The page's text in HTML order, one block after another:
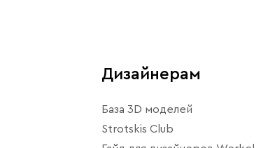
Дизайнерам
База 3D моделей
Strotskis Club